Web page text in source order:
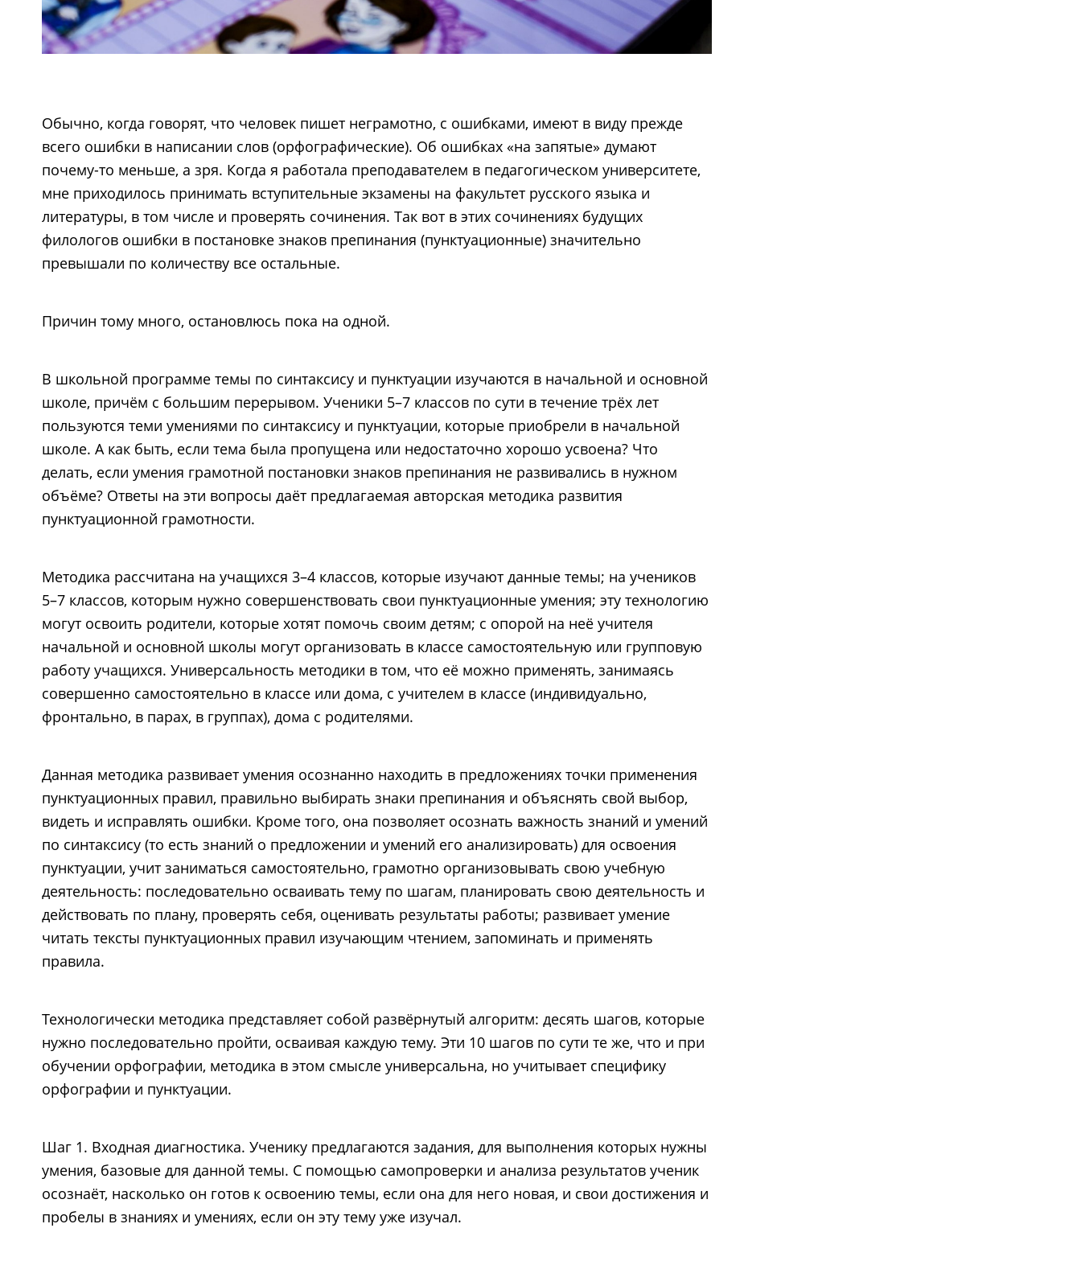
Обычно, когда говорят, что человек пишет неграмотно, с ошибками, имеют в виду прежде
всего ошибки в написании слов (орфографические). Об ошибках «на запятые» думают
почему-то меньше, а зря. Когда я работала преподавателем в педагогическом университете,
мне приходилось принимать вступительные экзамены на факультет русского языка и
литературы, в том числе и проверять сочинения. Так вот в этих сочинениях будущих
филологов ошибки в постановке знаков препинания (пунктуационные) значительно
превышали по количеству все остальные.
Причин тому много, остановлюсь пока на одной.
В школьной программе темы по синтаксису и пунктуации изучаются в начальной и основной
школе, причём с большим перерывом. Ученики 5–7 классов по сути в течение трёх лет
пользуются теми умениями по синтаксису и пунктуации, которые приобрели в начальной
школе. А как быть, если тема была пропущена или недостаточно хорошо усвоена? Что
делать, если умения грамотной постановки знаков препинания не развивались в нужном
объёме? Ответы на эти вопросы даёт предлагаемая авторская методика развития
пунктуационной грамотности.
Методика рассчитана на учащихся 3–4 классов, которые изучают данные темы; на учеников
5–7 классов, которым нужно совершенствовать свои пунктуационные умения; эту технологию
могут освоить родители, которые хотят помочь своим детям; с опорой на неё учителя
начальной и основной школы могут организовать в классе самостоятельную или групповую
работу учащихся. Универсальность методики в том, что её можно применять, занимаясь
совершенно самостоятельно в классе или дома, с учителем в классе (индивидуально,
фронтально, в парах, в группах), дома с родителями.
Данная методика развивает умения осознанно находить в предложениях точки применения
пунктуационных правил, правильно выбирать знаки препинания и объяснять свой выбор,
видеть и исправлять ошибки. Кроме того, она позволяет осознать важность знаний и умений
по синтаксису (то есть знаний о предложении и умений его анализировать) для освоения
пунктуации, учит заниматься самостоятельно, грамотно организовывать свою учебную
деятельность: последовательно осваивать тему по шагам, планировать свою деятельность и
действовать по плану, проверять себя, оценивать результаты работы; развивает умение
читать тексты пунктуационных правил изучающим чтением, запоминать и применять
правила.
Технологически методика представляет собой развёрнутый алгоритм: десять шагов, которые
нужно последовательно пройти, осваивая каждую тему. Эти 10 шагов по сути те же, что и при
обучении орфографии, методика в этом смысле универсальна, но учитывает специфику
орфографии и пунктуации.
Шаг 1. Входная диагностика. Ученику предлагаются задания, для выполнения которых нужны
умения, базовые для данной темы. С помощью самопроверки и анализа результатов ученик
осознаёт, насколько он готов к освоению темы, если она для него новая, и свои достижения и
пробелы в знаниях и умениях, если он эту тему уже изучал.